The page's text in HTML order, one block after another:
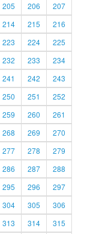
205 206
207
214 215
216
223 224
225
232 233
234
241 242
243
250 251
252
259 260
261
268 269
270
277 278
279
286 287
288
295 296
297
304 305
306
313 314 315